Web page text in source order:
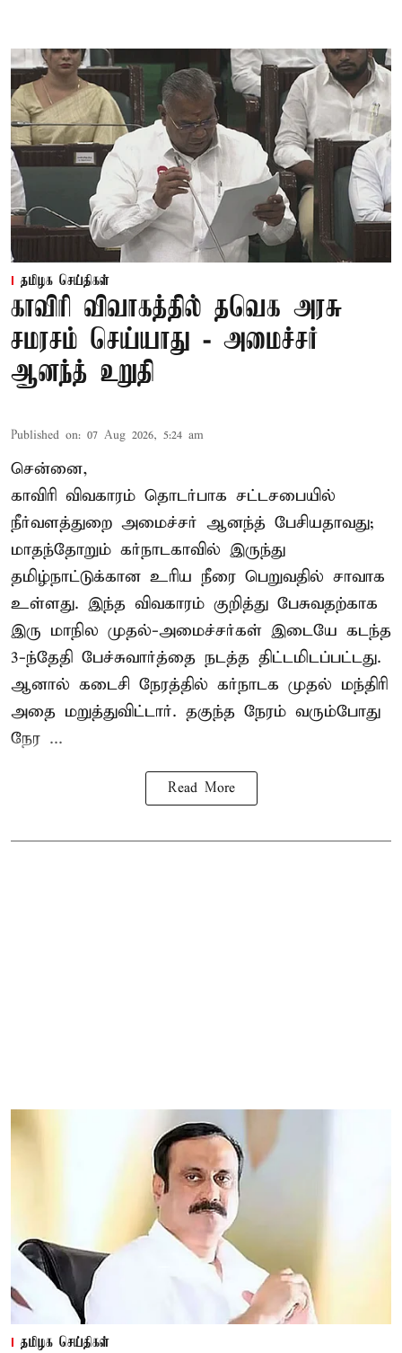
தமிழக செய்திகள்
காவிரி விவாகத்தில் தவெக அரசு
சமரசம் செய்யாது - அமைச்சர்
ஆனந்த் உறுதி
Published on: 07 Aug 2026, 5:24 am
சென்னை,
காவிரி விவகாரம் தொடர்பாக சட்டசபையில்
நீர்வளத்துறை அமைச்சர் ஆனந்த் பேசியதாவது;
மாதந்தோறும் கர்நாடகாவில் இருந்து
தமிழ்நாட்டுக்கான உரிய நீரை பெறுவதில் சாவாக
உள்ளது. இந்த விவகாரம் குறித்து பேசுவதற்காக
இரு மாநில முதல்-அமைச்சர்கள் இடையே கடந்த
3-ந்தேதி பேச்சுவார்த்தை நடத்த திட்டமிடப்பட்டது.
ஆனால் கடைசி நேரத்தில் கர்நாடக முதல் மந்திரி
அதை மறுத்துவிட்டார். தகுந்த நேரம் வரும்போது
நேர ...
Read More
தமிழக செய்திகள்